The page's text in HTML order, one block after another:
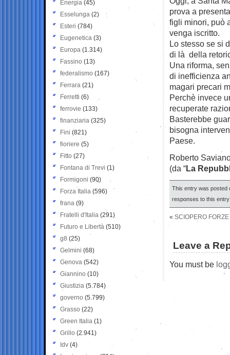
prova a
figli minori, può
venga iscritto.
Lo stesso se si
di là della
Una riforma,
di inefficienza
magari precari
Perchè invece
recuperate
Basterebbe
bisogna
Paese.
Roberto
(da “La
This entry was posted
responses to this
« SCIOPERO
Leave a
You must be
Energia (45)
Esselunga (2)
Esteri (784)
Eugenetica (3)
Europa (1.314)
Fassino (13)
federalismo (167)
Ferrara (21)
Ferretti (6)
ferrovie (133)
finanziaria (325)
Fini (821)
fioriere (5)
Fitto (27)
Fontana di Trevi (1)
Formigoni (90)
Forza Italia (596)
frana (9)
Fratelli d'Italia (291)
Futuro e Libertà (510)
g8 (25)
Gelmini (68)
Genova (542)
Giannino (10)
Giustizia (5.784)
governo (5.799)
Grasso (22)
Green Italia (1)
Grillo (2.941)
Idv (4)